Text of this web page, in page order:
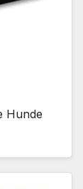
Hunde